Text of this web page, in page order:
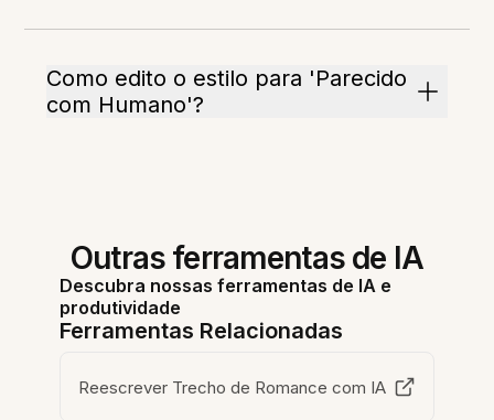
Como edito o estilo para 'Parecido
com Humano'?
Outras ferramentas de IA
Descubra nossas ferramentas de IA e
produtividade
Ferramentas Relacionadas
Reescrever Trecho de Romance com IA